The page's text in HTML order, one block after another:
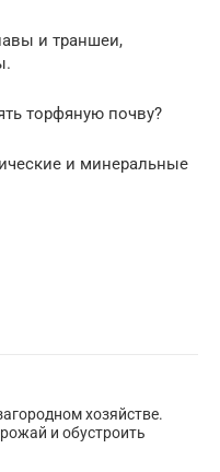
и траншеи,
торфяную почву?
и минеральные
хозяйстве.
и обустроить